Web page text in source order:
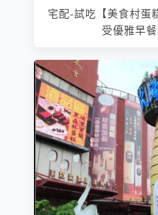
宅配-試吃【美食村蛋
受優雅早